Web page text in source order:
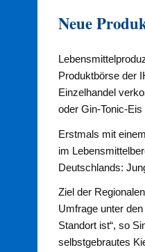
Neue
Produktbörse der
Einzelhandel
oder Gin-Tonic-Eis
Erstmals mit
im
Deutschlands:
Ziel der
Umfrage unter
Standort ist“, so
selbstgebrautes